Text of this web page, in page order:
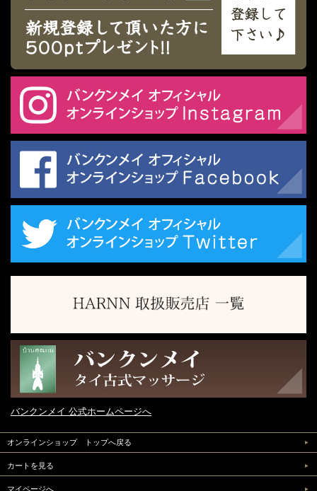
バンクンメイ 公式ホームページへ
オンラインショップ トップへ戻る
カートを見る
マイページへ